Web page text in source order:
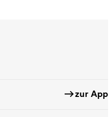
zur App